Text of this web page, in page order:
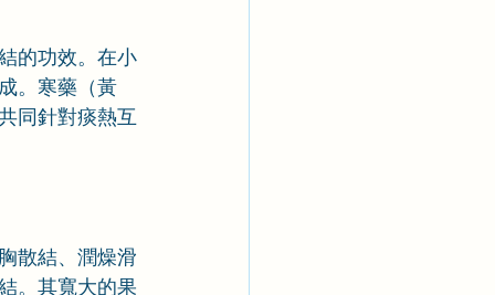
的功效。在小
。寒藥（黃
同針對痰熱互
散結、潤燥滑
。其寬大的果